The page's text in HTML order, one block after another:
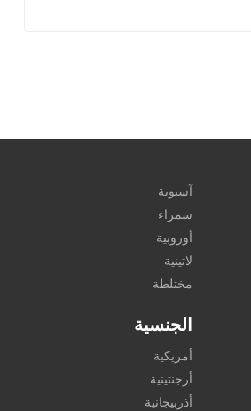
آسيوية
سمراء
أوروبية
لاتينية
مختلطة
الجنسية
أمريكية
أرجنتينية
أذربيجانية